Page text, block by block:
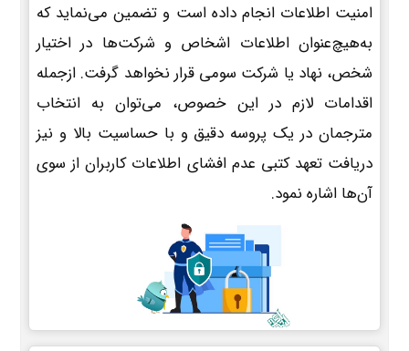
امنیت اطلاعات انجام داده است و تضمین می‌نماید که
به‌هیچ‌عنوان اطلاعات اشخاص و شرکت‌ها در اختیار
شخص، نهاد یا شرکت سومی قرار نخواهد گرفت. ازجمله
اقدامات لازم در این خصوص، می‌توان به انتخاب
مترجمان در یک پروسه دقیق و با حساسیت بالا و نیز
دریافت تعهد کتبی عدم افشای اطلاعات کاربران از سوی
آن‌ها اشاره نمود.